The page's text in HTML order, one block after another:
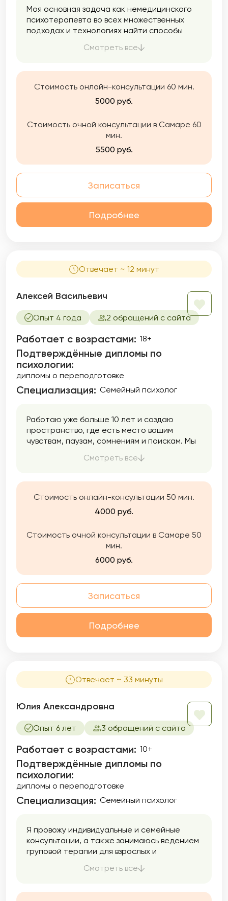
Моя основная задача как немедицинского
психотерапевта во всех множественных
подходах и технологиях найти способы
Вам внести изменения в свою жизнь в
оптимальные методы в зависимости от
запроса клиента — консультации,
психотерапевтические подходы,
образную терапию, в которой органично
сочетаются элементы психоанализа,
гештальт терапии, транзактного анализа. В
психики, которые в настоящем определяют
восприятие окружающего, эмоциональные
состояния, отношения в социуме, качество
сексуальной жизни, карьеры, денежной
сферы, психосоматические проявления
стараниями, но другие способы в обычной
жизни малодоступны.
Смотреть все
Стоимость онлайн-консультации 60 мин.
5000 руб.
Стоимость очной консультации в Самаре 60
мин.
5500 руб.
Записаться
Подробнее
Отвечает ~ 12 минут
Алексей Васильевич
Опыт 4 года 2 обращений с сайта
Работает с возрастами: 18+
Подтверждённые дипломы по
психологии:
дипломы о переподготовке
Специализация: Семейный психолог
Работаю уже больше 10 лет и создаю
пространство, где есть место вашим
чувствам, паузам, сомнениям и поискам. Мы
аккуратно, без давления. Моя задача —
Смотреть все
Стоимость онлайн-консультации 50 мин.
4000 руб.
Стоимость очной консультации в Самаре 50
мин.
6000 руб.
Записаться
Подробнее
Отвечает ~ 33 минуты
Юлия Александровна
Опыт 6 лет 3 обращений с сайта
Работает с возрастами: 10+
Подтверждённые дипломы по
психологии:
дипломы о переподготовке
Специализация: Семейный психолог
Я провожу индивидуальные и семейные
консультации, а также занимаюсь ведением
груповой терапии для взрослых и
Смотреть все